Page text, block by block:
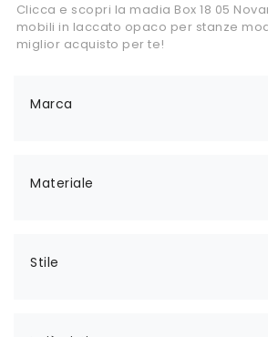
Marca
Materiale
Stile
Clicca e scopri la madia Box 18 05
mobili in laccato opaco per stanze
miglior acquisto per te!